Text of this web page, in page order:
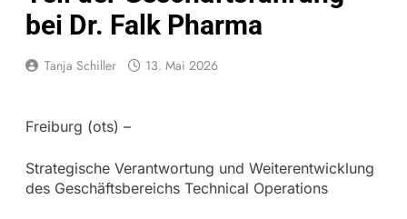
bei Dr. Falk Pharma
Tanja Schiller 13. Mai 2026
Freiburg (ots) –
Strategische Verantwortung und Weiterentwicklung
des Geschäftsbereichs Technical Operations